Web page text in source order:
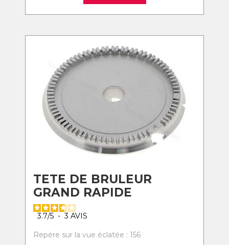
TETE DE BRULEUR
GRAND RAPIDE
3.7/5 - 3 AVIS
Repère sur la vue éclatée : 156